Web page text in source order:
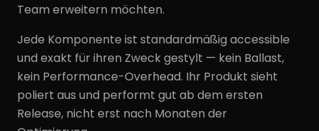
Team erweitern möchten.
Jede Komponente ist standardmäßig accessible
und exakt für ihren Zweck gestylt — kein Ballast,
kein Performance-Overhead. Ihr Produkt sieht
poliert aus und performt gut ab dem ersten
Release, nicht erst nach Monaten der